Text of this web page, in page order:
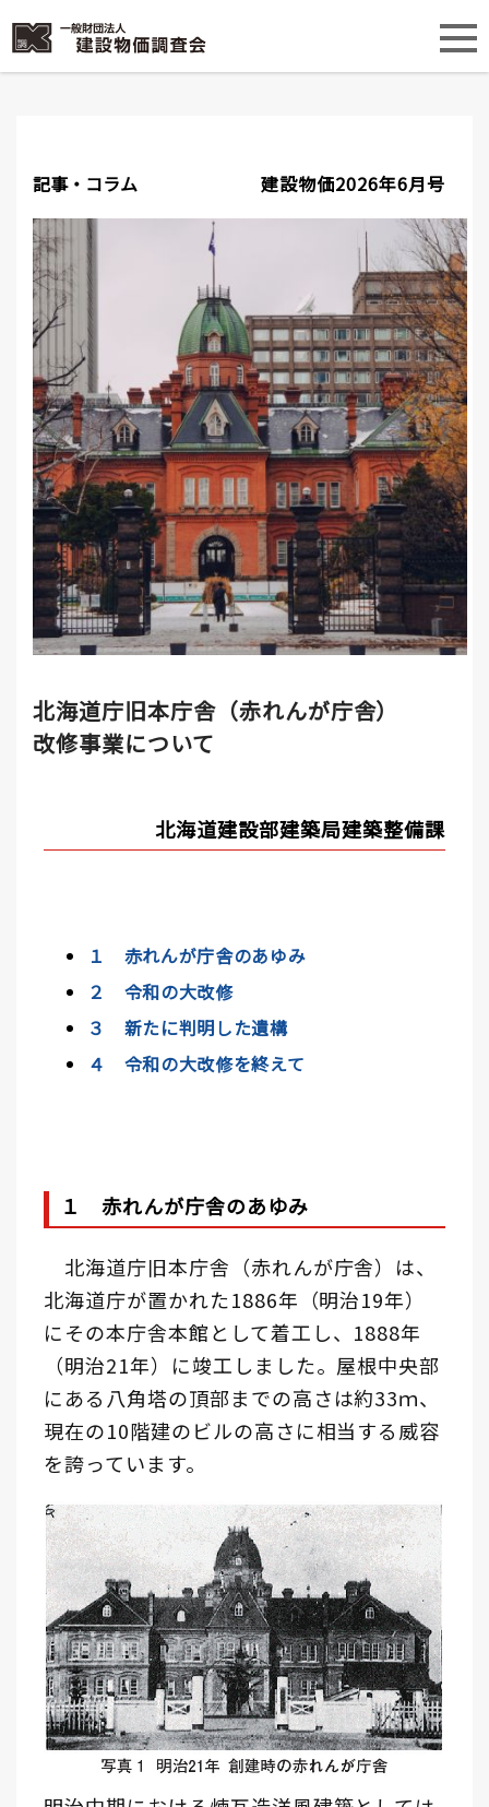
記事・コラム 建設物価2026年6月号
北海道庁旧本庁舎（赤れんが庁舎）
改修事業について
北海道建設部建築局建築整備課
１ 赤れんが庁舎のあゆみ
２ 令和の大改修
３ 新たに判明した遺構
４ 令和の大改修を終えて
１ 赤れんが庁舎のあゆみ
北海道庁旧本庁舎（赤れんが庁舎）は、
北海道庁が置かれた1886年（明治19年）
にその本庁舎本館として着工し、1888年
（明治21年）に竣工しました。屋根中央部
にある八角塔の頂部までの高さは約33ｍ、
現在の10階建のビルの高さに相当する威容
を誇っています。